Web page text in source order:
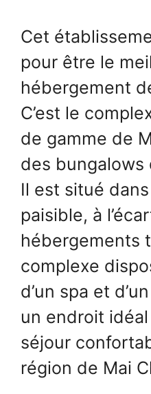
Cet
pour être le
hébergement
C’est le
de gamme de
des bungalows
Il est situé
paisible, à
hébergements
complexe
d’un spa et
un endroit
séjour
région de Mai